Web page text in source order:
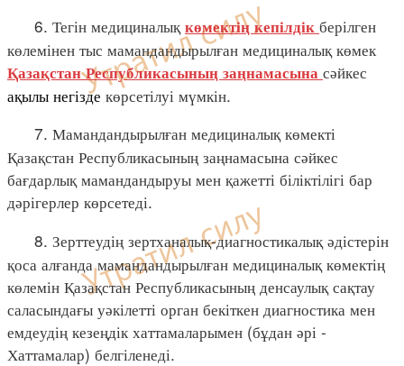
6. Тегін медициналықкөмектіңкепілдік берілген
көлемінен тыс мамандандырылған медициналық көмек
Қазақстан Республикасының заңнамасына сәйкес
ақылы негізде көрсетілуі мүмкін.
7. Мамандандырылған медициналық көмекті
Қазақстан Республикасының заңнамасына сәйкес
бағдарлық мамандандыруы мен қажетті біліктілігі бар
дәрігерлер көрсетеді.
8. Зерттеудің зертханалық-диагностикалық әдістерін
қоса алғанда мамандандырылған медициналық көмектің
көлемін Қазақстан Республикасының денсаулық сақтау
саласындағы уәкілетті орган бекіткен диагностика мен
емдеудің кезеңдік хаттамаларымен (бұдан әрі -
Хаттамалар) белгіленеді.